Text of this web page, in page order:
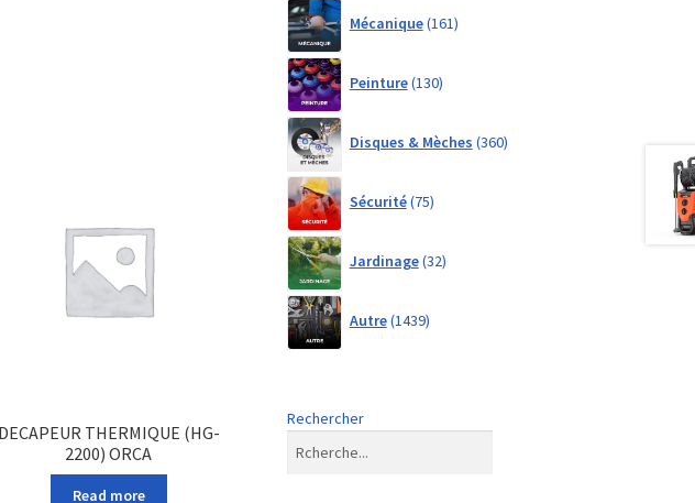
DECAPEUR THERMIQUE (HG-
2200) ORCA
Read more
Mécanique 161products
Peinture 130products
Disques & Mèches 360products
Sécurité 75products
Jardinage 32products
Autre 1439products
Rechercher